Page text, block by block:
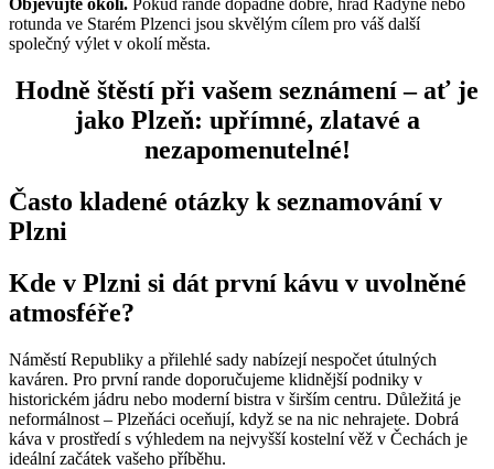
Objevujte okolí. Pokud rande dopadne dobře, hrad Radyně nebo
rotunda ve Starém Plzenci jsou skvělým cílem pro váš další
společný výlet v okolí města.
Hodně štěstí při vašem seznámení – ať je
jako Plzeň: upřímné, zlatavé a
nezapomenutelné!
Často kladené otázky k seznamování v
Plzni
Kde v Plzni si dát první kávu v uvolněné
atmosféře?
Náměstí Republiky a přilehlé sady nabízejí nespočet útulných
kaváren. Pro první rande doporučujeme klidnější podniky v
historickém jádru nebo moderní bistra v širším centru. Důležitá je
neformálnost – Plzeňáci oceňují, když se na nic nehrajete. Dobrá
káva v prostředí s výhledem na nejvyšší kostelní věž v Čechách je
ideální začátek vašeho příběhu.